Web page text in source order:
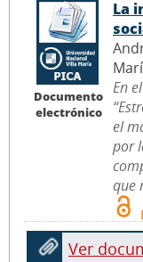
Documento
electrónico
La
En
el
por
que
Ver